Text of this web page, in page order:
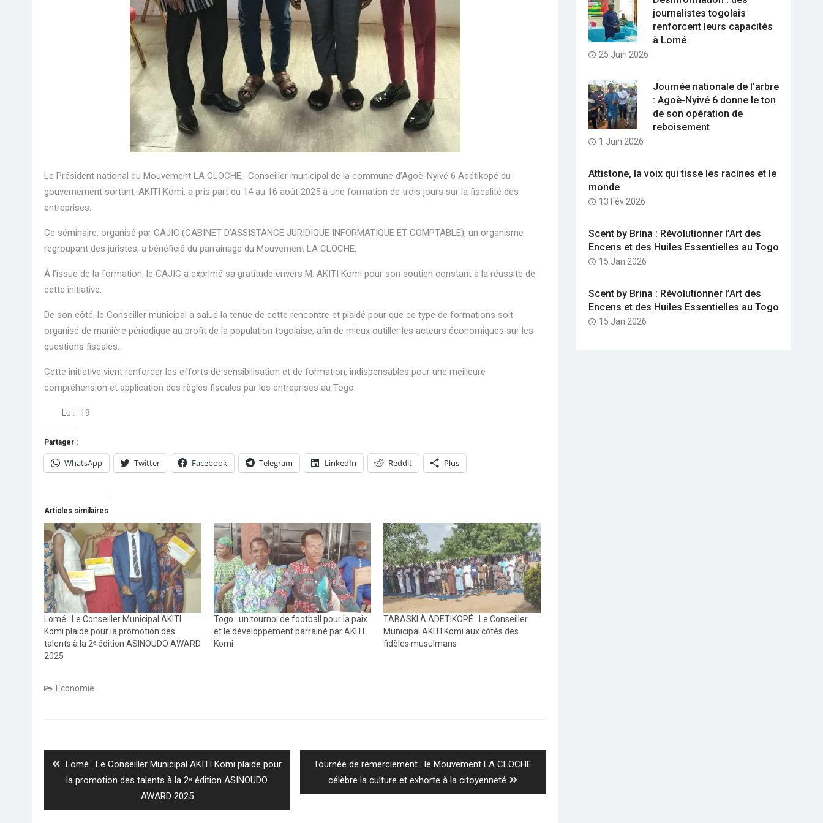
Le Président national du Mouvement LA CLOCHE, Conseiller municipal de la commune d’Agoè-Nyivé 6 Adétikopé du
gouvernement sortant, AKITI Komi, a pris part du 14 au 16 août 2025 à une formation de trois jours sur la fiscalité des
entreprises.
Ce séminaire, organisé par CAJIC (CABINET D’ASSISTANCE JURIDIQUE INFORMATIQUE ET COMPTABLE), un organisme
regroupant des juristes, a bénéficié du parrainage du Mouvement LA CLOCHE.
À l’issue de la formation, le CAJIC a exprimé sa gratitude envers M. AKITI Komi pour son soutien constant à la réussite de
cette initiative.
De son côté, le Conseiller municipal a salué la tenue de cette rencontre et plaidé pour que ce type de formations soit
organisé de manière périodique au profit de la population togolaise, afin de mieux outiller les acteurs économiques sur les
questions fiscales.
Cette initiative vient renforcer les efforts de sensibilisation et de formation, indispensables pour une meilleure
compréhension et application des règles fiscales par les entreprises au Togo.
Lu : 19
Partager :
WhatsApp Twitter Facebook Telegram LinkedIn Reddit Plus
Articles similaires
Lomé : Le Conseiller Municipal AKITI
Komi plaide pour la promotion des
talents à la 2ᵉ édition ASINOUDO AWARD
2025
Togo : un tournoi de football pour la paix
et le développement parrainé par AKITI
Komi
TABASKI À ADETIKOPÉ : Le Conseiller
Municipal AKITI Komi aux côtés des
fidèles musulmans
Economie
l’article
Previous
post:
Lomé : Le Conseiller Municipal AKITI Komi plaide pour
la promotion des talents à la 2ᵉ édition ASINOUDO
AWARD 2025
Next
post:
Tournée de remerciement : le Mouvement LA CLOCHE
célèbre la culture et exhorte à la citoyenneté
journalistes togolais
renforcent leurs capacités
à Lomé
25 Juin 2026
Journée nationale de l’arbre
: Agoè-Nyivé 6 donne le ton
de son opération de
reboisement
1 Juin 2026
Attistone, la voix qui tisse les racines et le
monde
13 Fév 2026
Scent by Brina : Révolutionner l’Art des
Encens et des Huiles Essentielles au Togo
15 Jan 2026
Scent by Brina : Révolutionner l’Art des
Encens et des Huiles Essentielles au Togo
15 Jan 2026